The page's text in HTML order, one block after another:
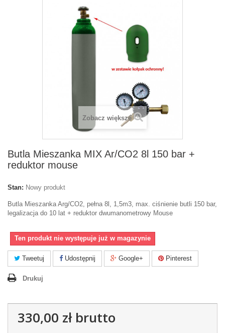
Zobacz większe
Butla Mieszanka MIX Ar/CO2 8l 150 bar +
reduktor mouse
Stan: Nowy produkt
Butla Mieszanka Arg/CO2, pełna 8l, 1,5m3, max. ciśnienie butli 150 bar,
legalizacja do 10 lat + reduktor dwumanometrowy Mouse
Ten produkt nie występuje już w magazynie
Tweetuj Udostępnij Google+ Pinterest
Drukuj
330,00 złbrutto